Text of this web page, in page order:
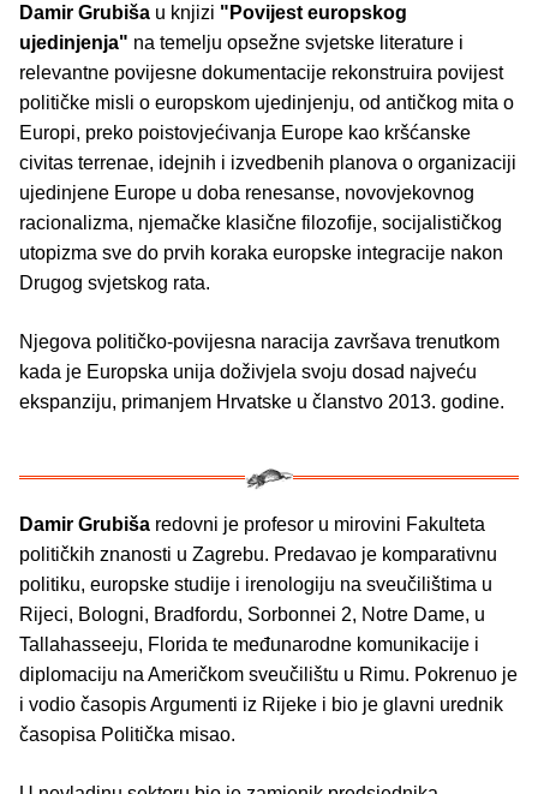
Damir Grubiša u knjizi "Povijest europskog
ujedinjenja" na temelju opsežne svjetske literature i
relevantne povijesne dokumentacije rekonstruira povijest
političke misli o europskom ujedinjenju, od antičkog mita o
Europi, preko poistovjećivanja Europe kao kršćanske
civitas terrenae, idejnih i izvedbenih planova o organizaciji
ujedinjene Europe u doba renesanse, novovjekovnog
racionalizma, njemačke klasične filozofije, socijalističkog
utopizma sve do prvih koraka europske integracije nakon
Drugog svjetskog rata.
Njegova političko-povijesna naracija završava trenutkom
kada je Europska unija doživjela svoju dosad najveću
ekspanziju, primanjem Hrvatske u članstvo 2013. godine.
Damir Grubiša redovni je profesor u mirovini Fakulteta
političkih znanosti u Zagrebu. Predavao je komparativnu
politiku, europske studije i irenologiju na sveučilištima u
Rijeci, Bologni, Bradfordu, Sorbonnei 2, Notre Dame, u
Tallahasseeju, Florida te međunarodne komunikacije i
diplomaciju na Američkom sveučilištu u Rimu. Pokrenuo je
i vodio časopis Argumenti iz Rijeke i bio je glavni urednik
časopisa Politička misao.